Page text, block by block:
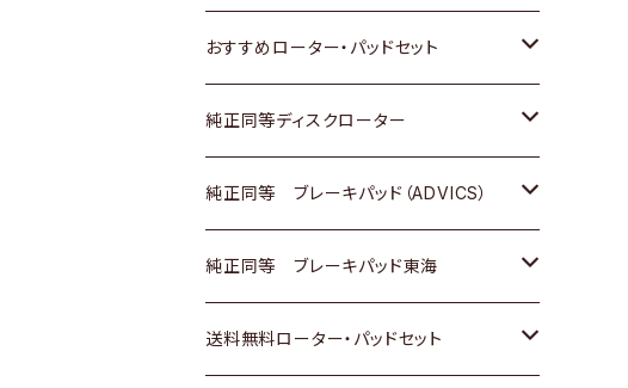
ダイハツ
マツダ
三菱
スバル
日野
いすゞ
ダイハツ
マツダ
三菱
日野
いすゞ
ダイハツ
三菱
日野
三菱ふそう
スズキ
日産
ダイハツ
マツダ
三菱
ホンダ
スズキ
日産
いすゞ
ダイハツ
トヨタ
日産
いすゞ
ダイハツ
マツダ
おすすめローター・パッドセット
トヨタ
ホンダ
スズキ
日産
純正同等ディスクローター
トヨタ
ホンダ
スズキ
純正同等 ブレーキパッド（ADVICS）
トヨタ
ホンダ
純正同等 ブレーキパッド東海
トヨタ
送料無料ローター・パッドセット